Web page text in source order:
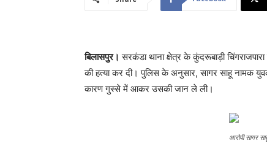
बिलासपुर। सरकंडा थाना क्षेत्र के कुंदरूबाड़ी
की हत्या कर दी। पुलिस के अनुसार, सागर साहू नामक
कारण गुस्से में आकर उसकी जान ले ली।
आरोपी सागर